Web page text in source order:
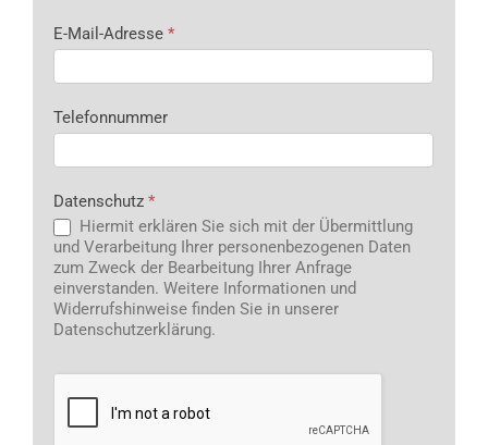
E-Mail-Adresse*
Telefonnummer
Datenschutz*
Hiermit erklären Sie sich mit der Übermittlung
und Verarbeitung Ihrer personenbezogenen Daten
zum Zweck der Bearbeitung Ihrer Anfrage
einverstanden. Weitere Informationen und
Widerrufshinweise finden Sie in unserer
Datenschutzerklärung.